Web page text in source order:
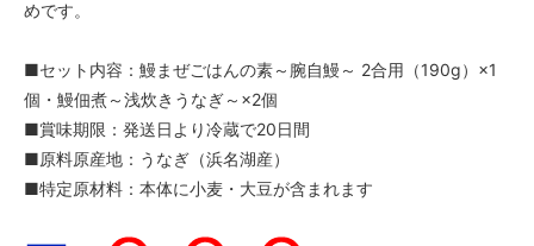
めです。
■セット内容：鰻まぜごはんの素～腕自鰻～ 2合用（190g）×1
個・鰻佃煮～浅炊きうなぎ～×2個
■賞味期限：発送日より冷蔵で20日間
■原料原産地：うなぎ（浜名湖産）
■特定原材料：本体に小麦・大豆が含まれます